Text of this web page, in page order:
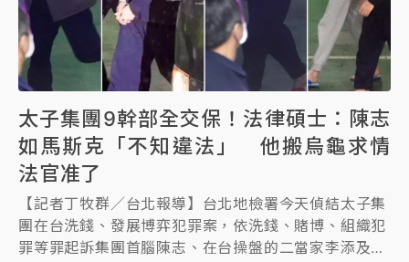
太子集團9幹部全交保！法律碩士：陳志
如馬斯克「不知違法」 他搬烏龜求情
法官准了
【記者丁牧群／台北報導】台北地檢署今天偵結太子集
團在台洗錢、發展博弈犯罪案，依洗錢、賭博、組織犯
罪等罪起訴集團首腦陳志、在台操盤的二當家李添及核